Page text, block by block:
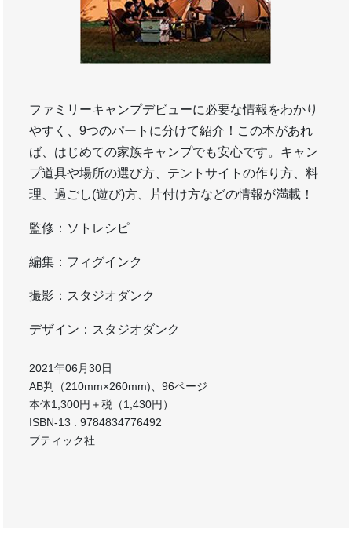
ファミリーキャンプデビューに必要な情報をわかり
やすく、9つのパートに分けて紹介！この本があれ
ば、はじめての家族キャンプでも安心です。キャン
プ道具や場所の選び方、テントサイトの作り方、料
理、過ごし(遊び)方、片付け方などの情報が満載！
監修：ソトレシピ
編集：フィグインク
撮影：スタジオダンク
デザイン：スタジオダンク
2021年06月30日
AB判（210mm×260mm)、96ページ
本体1,300円＋税（1,430円）
ISBN-13 : 9784834776492
ブティック社